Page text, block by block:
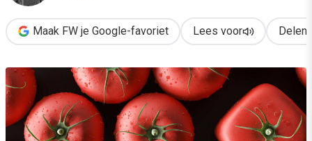
Maak FW je Google-favoriet Lees voor Delen